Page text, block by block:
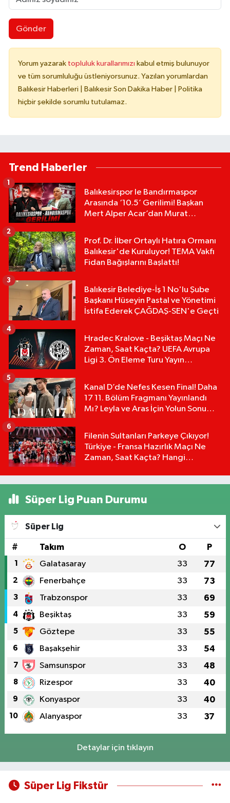
Gönder
Yorum yazarak topluluk kurallarımızı kabul etmiş bulunuyor
ve tüm sorumluluğu üstleniyorsunuz. Yazılan yorumlardan
Balıkesir Haberleri | Balıkesir Son Dakika Haber | Politika
hiçbir şekilde sorumlu tutulamaz.
Trend Haberler
Balıkesirspor le Bandırmaspor
Arasında ‘10.5’ Gerilimi! Başkan
Mert Alper Acar’dan Murat
1
Prof. Dr. İlber Ortaylı Hatıra Ormanı
Balıkesir'de Kuruluyor! TEMA Vakfı
Fidan Bağışlarını Başlattı!
2
Balıkesir Belediye-İş 1 No'lu Şube
Başkanı Hüseyin Pastal ve Yönetimi
İstifa Ederek ÇAĞDAŞ-SEN'e Geçti
3
Hradec Kralove - Beşiktaş Maçı Ne
Zaman, Saat Kaçta? UEFA Avrupa
Ligi 3. Ön Eleme Turu Yayın
4
Kanal D’de Nefes Kesen Final! Daha
17 11. Bölüm Fragmanı Yayınlandı
Mı? Leyla ve Aras İçin Yolun Sonu
5
Filenin Sultanları Parkeye Çıkıyor!
Türkiye - Fransa Hazırlık Maçı Ne
Zaman, Saat Kaçta? Hangi
6
Süper Lig Puan Durumu
Süper Lig
# Takım O P
1 Galatasaray 33 77
2 Fenerbahçe 33 73
3 Trabzonspor 33 69
4 Beşiktaş 33 59
5 Göztepe 33 55
6 Başakşehir 33 54
7 Samsunspor 33 48
8 Rizespor 33 40
9 Konyaspor 33 40
10 Alanyaspor 33 37
Detaylar için tıklayın
Süper Lig Fikstür